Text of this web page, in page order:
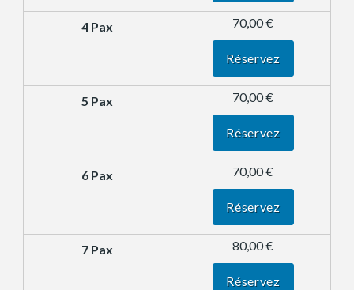
70,00 €
Réservez
70,00 €
Réservez
70,00 €
Réservez
80,00 €
Réservez